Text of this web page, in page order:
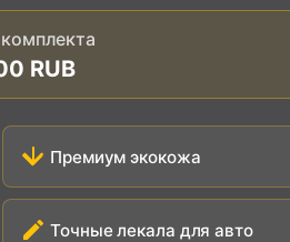
RUB
Премиум экокожа
Точные лекала для авто